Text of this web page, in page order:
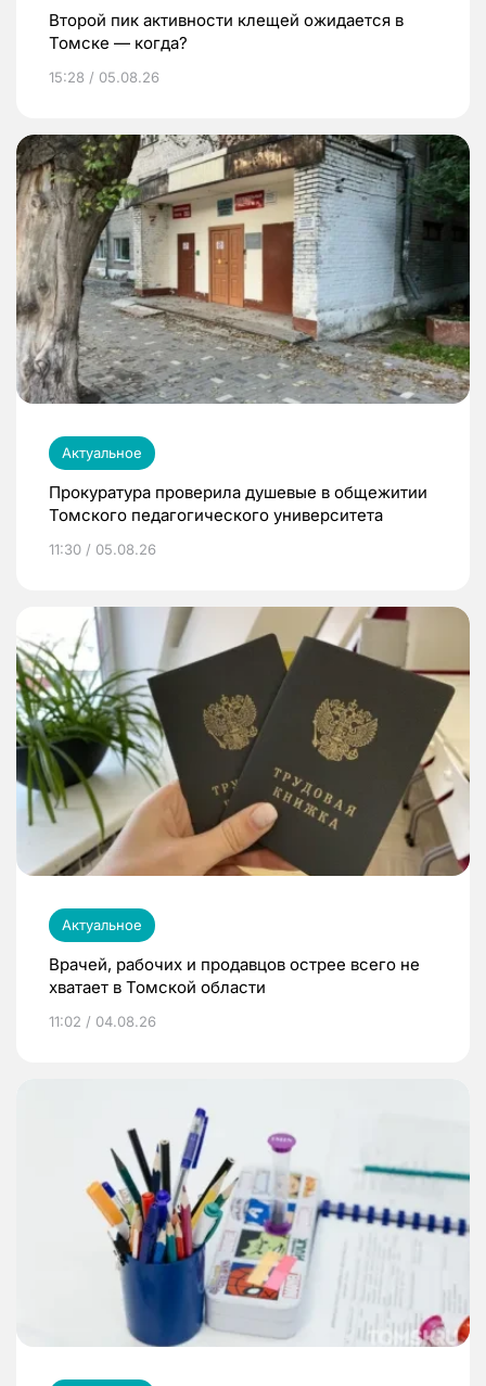
Второй пик активности клещей ожидается в
Томске — когда?
15:28 / 05.08.26
Актуальное
Прокуратура проверила душевые в общежитии
Томского педагогического университета
11:30 / 05.08.26
Актуальное
Врачей, рабочих и продавцов острее всего не
хватает в Томской области
11:02 / 04.08.26